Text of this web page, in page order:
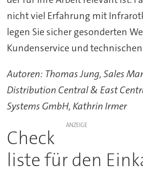
nicht viel Erfahrung mit
legen Sie sicher gesonderten
Kundenservice und
Autoren: Thomas Jung, Sales
Distribution Central & East
Systems GmbH, Kathrin Irmer
ANZEIGE
Check
liste für den